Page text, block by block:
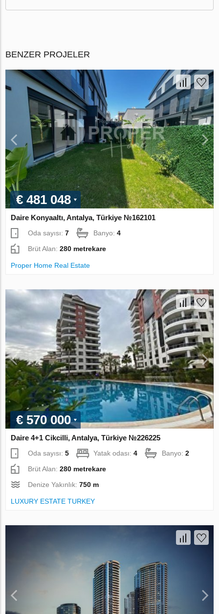
BENZER PROJELER
€ 481 048
Daire Konyaaltı, Antalya, Türkiye №162101
Oda sayısı:7 Banyo:4
Brüt Alan:280 metrekare
Proper Home Real Estate
€ 570 000
Daire 4+1 Cikcilli, Antalya, Türkiye №226225
Oda sayısı:5 Yatak odası:4 Banyo:2
Brüt Alan:280 metrekare
Denize Yakınlık:750 m
LUXURY ESTATE TURKEY